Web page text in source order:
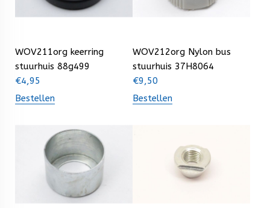
WOV211org keerring
stuurhuis 88g499
€4,95
Bestellen
WOV212org Nylon bus
stuurhuis 37H8064
€9,50
Bestellen